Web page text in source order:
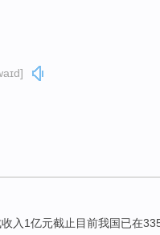
入1亿元截止目前我国已在